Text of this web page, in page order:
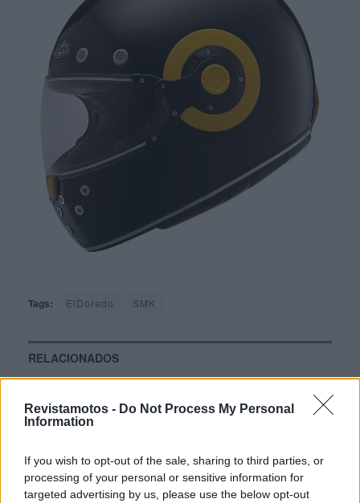
Revistamotos - Do Not Process My Personal
Information
If you wish to opt-out of the sale, sharing to third parties, or
processing of your personal or sensitive information for
targeted advertising by us, please use the below opt-out
Tags: ElDorado SMK
RELACIONADOS